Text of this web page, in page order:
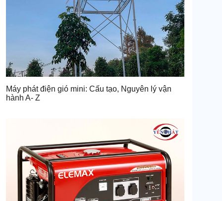
Máy phát điện gió mini: Cấu tạo, Nguyên lý vận
hành A- Z